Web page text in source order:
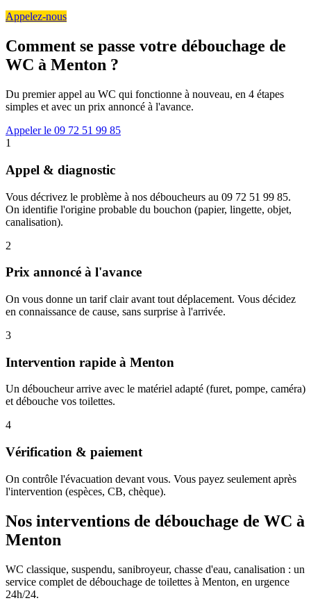
Appelez-nous
Comment se passe votre débouchage de
WC à Menton ?
Du premier appel au WC qui fonctionne à nouveau, en 4 étapes
simples et avec un prix annoncé à l'avance.
Appeler le 09 72 51 99 85
1
Appel & diagnostic
Vous décrivez le problème à nos déboucheurs au 09 72 51 99 85.
On identifie l'origine probable du bouchon (papier, lingette, objet,
canalisation).
2
Prix annoncé à l'avance
On vous donne un tarif clair avant tout déplacement. Vous décidez
en connaissance de cause, sans surprise à l'arrivée.
3
Intervention rapide à Menton
Un déboucheur arrive avec le matériel adapté (furet, pompe, caméra)
et débouche vos toilettes.
4
Vérification & paiement
On contrôle l'évacuation devant vous. Vous payez seulement après
l'intervention (espèces, CB, chèque).
Nos interventions de débouchage de WC à
Menton
WC classique, suspendu, sanibroyeur, chasse d'eau, canalisation : un
service complet de débouchage de toilettes à Menton, en urgence
24h/24.